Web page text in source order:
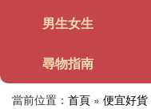
男生女生
尋物指南
當前位置： 首頁 » 便宜好貨